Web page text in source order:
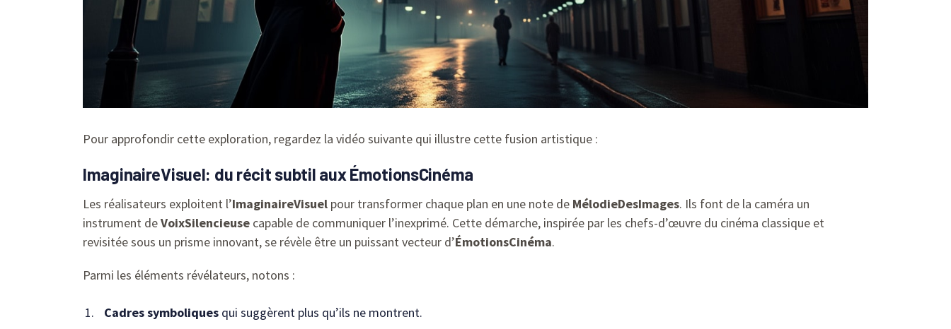
Pour approfondir cette exploration, regardez la vidéo suivante qui illustre cette fusion artistique :
ImaginaireVisuel: du récit subtil aux ÉmotionsCinéma
Les réalisateurs exploitent l’ImaginaireVisuel pour transformer chaque plan en une note de MélodieDesImages. Ils font de la caméra un
instrument deVoixSilencieuse capable de communiquer l’inexprimé. Cette démarche, inspirée par les chefs-d’œuvre du cinéma classique et
revisitée sous un prisme innovant, se révèle être un puissant vecteur d’ÉmotionsCinéma.
Parmi les éléments révélateurs, notons :
Cadres symboliques qui suggèrent plus qu’ils ne montrent.